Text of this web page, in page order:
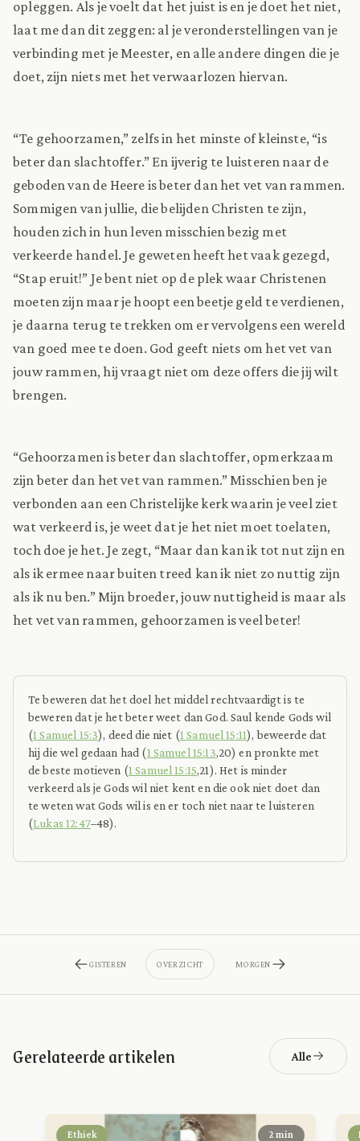
opleggen. Als je voelt dat het juist is en je doet het niet,
laat me dan dit zeggen: al je veronderstellingen van je
verbinding met je Meester, en alle andere dingen die je
doet, zijn niets met het verwaarlozen hiervan.
“Te gehoorzamen,” zelfs in het minste of kleinste, “is
beter dan slachtoffer.” En ijverig te luisteren naar de
geboden van de Heere is beter dan het vet van rammen.
Sommigen van jullie, die belijden Christen te zijn,
houden zich in hun leven misschien bezig met
verkeerde handel. Je geweten heeft het vaak gezegd,
“Stap eruit!” Je bent niet op de plek waar Christenen
moeten zijn maar je hoopt een beetje geld te verdienen,
je daarna terug te trekken om er vervolgens een wereld
van goed mee te doen. God geeft niets om het vet van
jouw rammen, hij vraagt niet om deze offers die jij wilt
brengen.
“Gehoorzamen is beter dan slachtoffer, opmerkzaam
zijn beter dan het vet van rammen.” Misschien ben je
verbonden aan een Christelijke kerk waarin je veel ziet
wat verkeerd is, je weet dat je het niet moet toelaten,
toch doe je het. Je zegt, “Maar dan kan ik tot nut zijn en
als ik ermee naar buiten treed kan ik niet zo nuttig zijn
als ik nu ben.” Mijn broeder, jouw nuttigheid is maar als
het vet van rammen, gehoorzamen is veel beter!
Te beweren dat het doel het middel rechtvaardigt is te
beweren dat je het beter weet dan God. Saul kende Gods wil
(1 Samuel 15:3), deed die niet (1 Samuel 15:11), beweerde dat
hij die wel gedaan had (1 Samuel 15:13,20) en pronkte met
de beste motieven (1 Samuel 15:15,21). Het is minder
verkeerd als je Gods wil niet kent en die ook niet doet dan
te weten wat Gods wil is en er toch niet naar te luisteren
(Lukas 12:47–48).
GISTEREN OVERZICHT MORGEN
Gerelateerde artikelen Alle
Ethiek 2 min